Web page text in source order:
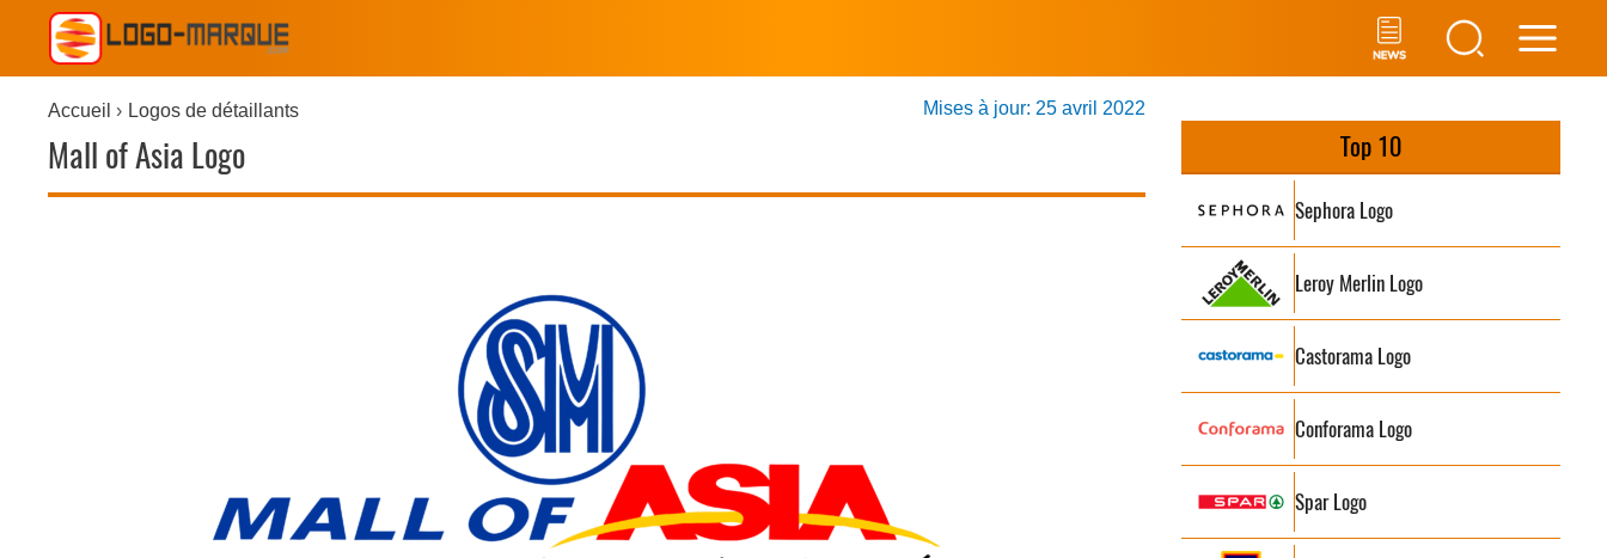
Accueil Logos de détaillants
Mall of Asia Logo
Mises à jour: 25 avril 2022
Top 10
Sephora Logo
Leroy Merlin Logo
Castorama Logo
Conforama Logo
Spar Logo